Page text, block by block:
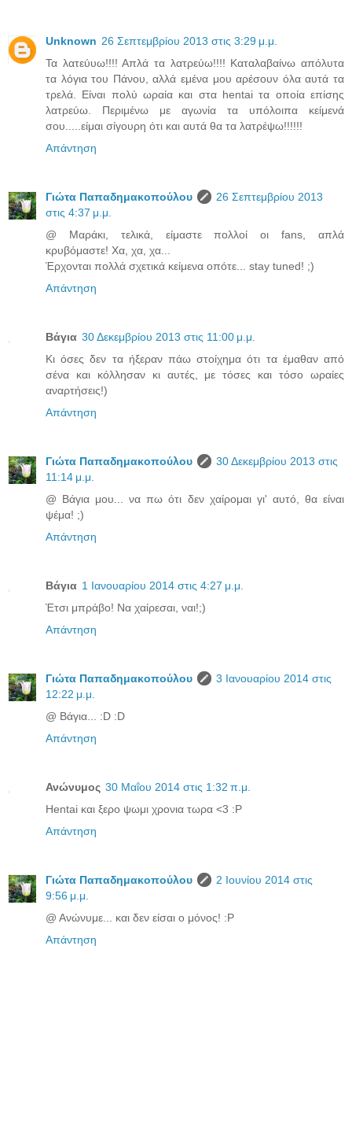
Unknown 26 Σεπτεμβρίου 2013 στις 3:29 μ.μ.
Τα λατεύυω!!!! Απλά τα λατρεύω!!!! Καταλαβαίνω απόλυτα
τα λόγια του Πάνου, αλλά εμένα μου αρέσουν όλα αυτά τα
τρελά. Είναι πολύ ωραία και στα hentai τα οποία επίσης
λατρεύω. Περιμένω με αγωνία τα υπόλοιπα κείμενά
σου.....είμαι σίγουρη ότι και αυτά θα τα λατρέψω!!!!!!
Απάντηση
Γιώτα Παπαδημακοπούλου
26 Σεπτεμβρίου 2013
στις 4:37 μ.μ.
@ Μαράκι, τελικά, είμαστε πολλοί οι fans, απλά
κρυβόμαστε! Χα, χα, χα...
Έρχονται πολλά σχετικά κείμενα οπότε... stay tuned! ;)
Απάντηση
Βάγια 30 Δεκεμβρίου 2013 στις 11:00 μ.μ.
Κι όσες δεν τα ήξεραν πάω στοίχημα ότι τα έμαθαν από
σένα και κόλλησαν κι αυτές, με τόσες και τόσο ωραίες
αναρτήσεις!)
Απάντηση
Γιώτα Παπαδημακοπούλου
30 Δεκεμβρίου 2013 στις
11:14 μ.μ.
@ Βάγια μου... να πω ότι δεν χαίρομαι γι' αυτό, θα είναι
ψέμα! ;)
Απάντηση
Βάγια 1 Ιανουαρίου 2014 στις 4:27 μ.μ.
Έτσι μπράβο! Να χαίρεσαι, ναι!;)
Απάντηση
Γιώτα Παπαδημακοπούλου
3 Ιανουαρίου 2014 στις
12:22 μ.μ.
@ Βάγια... :D :D
Απάντηση
Ανώνυμος 30 Μαΐου 2014 στις 1:32 π.μ.
Hentai και ξερο ψωμι χρονια τωρα <3 :P
Απάντηση
Γιώτα Παπαδημακοπούλου
2 Ιουνίου 2014 στις
9:56 μ.μ.
@ Ανώνυμε... και δεν είσαι ο μόνος! :P
Απάντηση